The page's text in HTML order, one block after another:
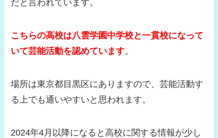
だと言われています。
こちらの高校は八雲学園中学校と一貫校になって
いて芸能活動を認めています。
場所は東京都目黒区にありますので、芸能活動す
る上でも通いやすいと思われます。
2024年4月以降になると高校に関する情報が少し